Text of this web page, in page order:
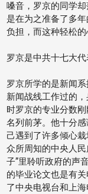
嗓音，罗京的同学
是在为之准备了多
负担，而这种轻松的
罗京是中共十七大代
罗京所学的是新闻
新闻战线工作过的
时罗京的专业分数
名列前茅。他十分
己遇到了许多倾心
众所周知的中央人
子”里聆听政府的声
的毕业论文也是有
了中央电视台和上